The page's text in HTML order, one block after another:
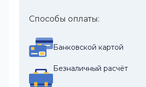
Способы оплаты:
Банковской картой
Безналичный расчёт